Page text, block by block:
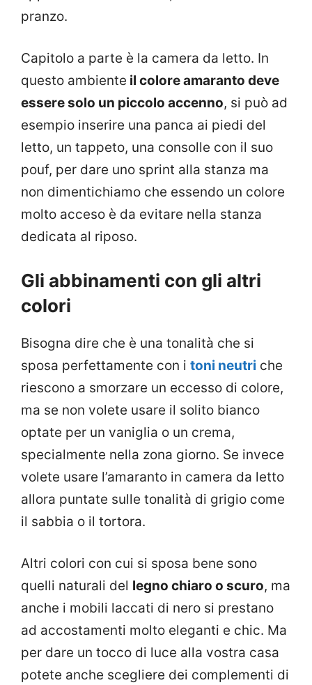
pranzo.
Capitolo a parte è la camera da letto. In
questo ambiente il colore amaranto deve
essere solo un piccolo accenno, si può ad
esempio inserire una panca ai piedi del
letto, un tappeto, una consolle con il suo
pouf, per dare uno sprint alla stanza ma
non dimentichiamo che essendo un colore
molto acceso è da evitare nella stanza
dedicata al riposo.
Gli abbinamenti con gli altri
colori
Bisogna dire che è una tonalità che si
sposa perfettamente con i toni neutri che
riescono a smorzare un eccesso di colore,
ma se non volete usare il solito bianco
optate per un vaniglia o un crema,
specialmente nella zona giorno. Se invece
volete usare l’amaranto in camera da letto
allora puntate sulle tonalità di grigio come
il sabbia o il tortora.
Altri colori con cui si sposa bene sono
quelli naturali del legno chiaro o scuro, ma
anche i mobili laccati di nero si prestano
ad accostamenti molto eleganti e chic. Ma
per dare un tocco di luce alla vostra casa
potete anche scegliere dei complementi di